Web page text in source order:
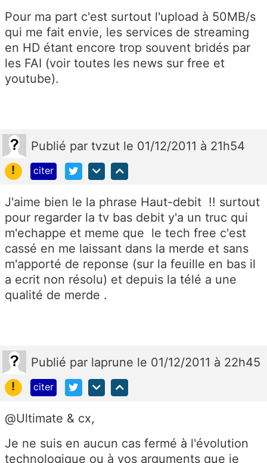
Pour ma part c'est surtout l'upload à 50MB/s
qui me fait envie, les services de streaming
en HD étant encore trop souvent bridés par
les FAI (voir toutes les news sur free et
youtube).
Publié par tvzut le 01/12/2011 à 21h54
!
citer
J'aime bien le la phrase Haut-debit !! surtout
pour regarder la tv bas debit y'a un truc qui
m'echappe et meme que le tech free c'est
cassé en me laissant dans la merde et sans
m'apporté de reponse (sur la feuille en bas il
a ecrit non résolu) et depuis la télé a une
qualité de merde .
Publié par laprune le 01/12/2011 à 22h45
!
citer
@Ultimate & cx,
Je ne suis en aucun cas fermé à l'évolution
technologique ou à vos arguments que je